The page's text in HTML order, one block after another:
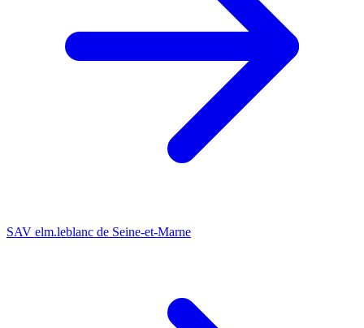
SAV elm.leblanc de Seine-et-Marne